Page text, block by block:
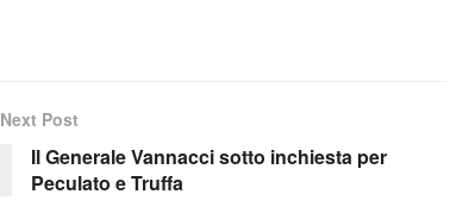
Next Post
Il Generale Vannacci sotto inchiesta per
Peculato e Truffa